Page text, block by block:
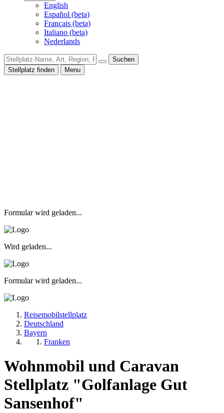
English
Español (beta)
Français (beta)
Italiano (beta)
Nederlands
Suchen
Stellplatz finden
Menu
Formular wird geladen...
Wird geladen...
Formular wird geladen...
Reisemobilstellplatz
Deutschland
Bayern
Franken
Wohnmobil und Caravan
Stellplatz "Golfanlage Gut
Sansenhof"